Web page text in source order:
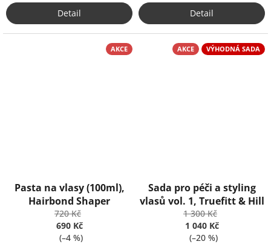
Detail Detail
AKCE
Pasta na vlasy (100ml),
Hairbond Shaper
720 Kč
690 Kč
(–4 %)
AKCE VÝHODNÁ SADA
Sada pro péči a styling
vlasů vol. 1, Truefitt & Hill
1 300 Kč
1 040 Kč
(–20 %)